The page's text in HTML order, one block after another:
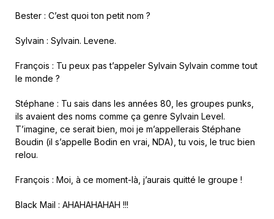
Bester : C’est quoi ton petit nom ?
Sylvain : Sylvain. Levene.
François : Tu peux pas t’appeler Sylvain Sylvain comme tout
le monde ?
Stéphane : Tu sais dans les années 80, les groupes punks,
ils avaient des noms comme ça genre Sylvain Level.
T’imagine, ce serait bien, moi je m’appellerais Stéphane
Boudin (il s’appelle Bodin en vrai, NDA), tu vois, le truc bien
relou.
François : Moi, à ce moment-là, j’aurais quitté le groupe !
Black Mail : AHAHAHAHAH !!!